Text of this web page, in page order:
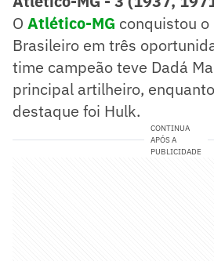
O Atlético-MG conquistou
Brasileiro em três
time campeão teve Dadá
principal artilheiro,
destaque foi Hulk.
CONTINUA
APÓS A
PUBLICIDADE